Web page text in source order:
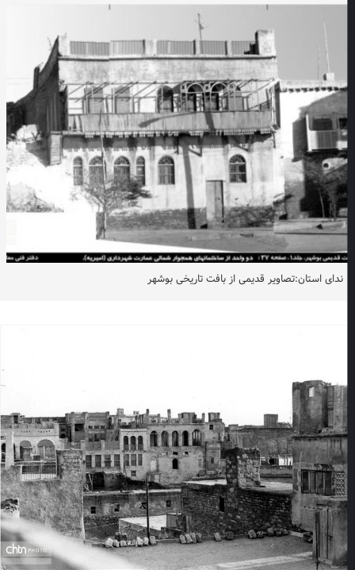
ندای استان:تصاویر قدیمی از بافت تاریخی بوشهر